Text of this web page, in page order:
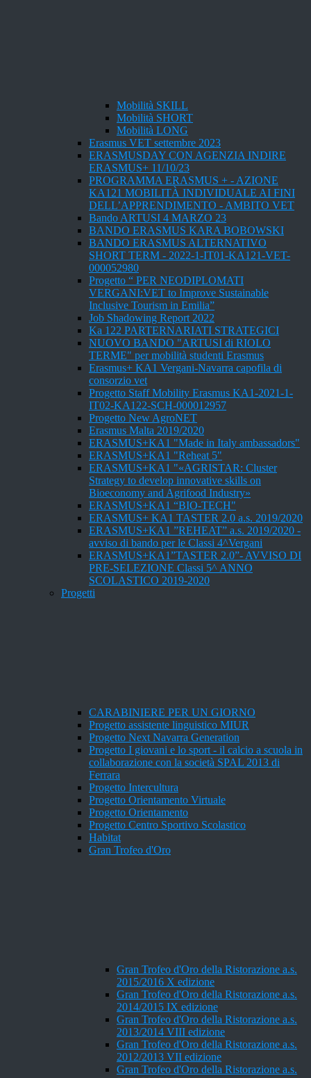
Mobilità SKILL
Mobilità SHORT
Mobilità LONG
Erasmus VET settembre 2023
ERASMUSDAY CON AGENZIA INDIRE
ERASMUS+ 11/10/23
PROGRAMMA ERASMUS + - AZIONE
KA121 MOBILITÀ INDIVIDUALE AI FINI
DELL’APPRENDIMENTO - AMBITO VET
Bando ARTUSI 4 MARZO 23
BANDO ERASMUS KARA BOBOWSKI
BANDO ERASMUS ALTERNATIVO
SHORT TERM - 2022-1-IT01-KA121-VET-
000052980
Progetto “ PER NEODIPLOMATI
VERGANI:VET to Improve Sustainable
Inclusive Tourism in Emilia”
Job Shadowing Report 2022
Ka 122 PARTERNARIATI STRATEGICI
NUOVO BANDO "ARTUSI di RIOLO
TERME" per mobilità studenti Erasmus
Erasmus+ KA1 Vergani-Navarra capofila di
consorzio vet
Progetto Staff Mobility Erasmus KA1-2021-1-
IT02-KA122-SCH-000012957
Progetto New AgroNET
Erasmus Malta 2019/2020
ERASMUS+KA1 "Made in Italy ambassadors"
ERASMUS+KA1 "Reheat 5"
ERASMUS+KA1 "«AGRISTAR: Cluster
Strategy to develop innovative skills on
Bioeconomy and Agrifood Industry»
ERASMUS+KA1 “BIO-TECH"
ERASMUS+ KA1 TASTER 2.0 a.s. 2019/2020
ERASMUS+KA1 ”REHEAT” a.s. 2019/2020 -
avviso di bando per le Classi 4^Vergani
ERASMUS+KA1”TASTER 2.0”- AVVISO DI
PRE-SELEZIONE Classi 5^ ANNO
SCOLASTICO 2019-2020
Progetti
CARABINIERE PER UN GIORNO
Progetto assistente linguistico MIUR
Progetto Next Navarra Generation
Progetto I giovani e lo sport - il calcio a scuola in
collaborazione con la società SPAL 2013 di
Ferrara
Progetto Intercultura
Progetto Orientamento Virtuale
Progetto Orientamento
Progetto Centro Sportivo Scolastico
Habitat
Gran Trofeo d'Oro
Gran Trofeo d'Oro della Ristorazione a.s.
2015/2016 X edizione
Gran Trofeo d'Oro della Ristorazione a.s.
2014/2015 IX edizione
Gran Trofeo d'Oro della Ristorazione a.s.
2013/2014 VIII edizione
Gran Trofeo d'Oro della Ristorazione a.s.
2012/2013 VII edizione
Gran Trofeo d'Oro della Ristorazione a.s.